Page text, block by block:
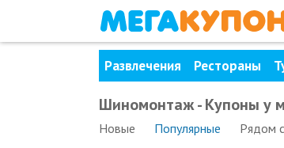
Развлечения Рестораны
Шиномонтаж - Купоны у
Новые Популярные Рядом